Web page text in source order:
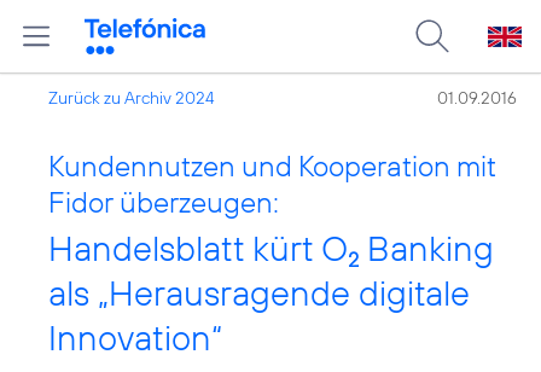
Zurück zu Archiv 2024 01.09.2016
Kundennutzen und Kooperation mit
Fidor überzeugen:
Handelsblatt kürt O2 Banking
als „Herausragende digitale
Innovation“